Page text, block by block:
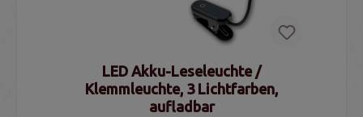
LED Akku-Leseleuchte /
Klemmleuchte, 3 Lichtfarben,
aufladbar